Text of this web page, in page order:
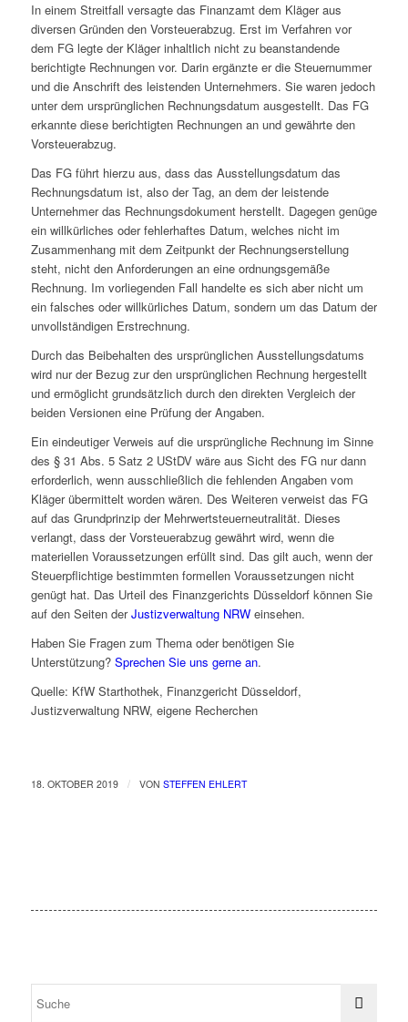
In einem Streitfall versagte das Finanzamt dem Kläger aus
diversen Gründen den Vorsteuerabzug. Erst im Verfahren vor
dem FG legte der Kläger inhaltlich nicht zu beanstandende
berichtigte Rechnungen vor. Darin ergänzte er die Steuernummer
und die Anschrift des leistenden Unternehmers. Sie waren jedoch
unter dem ursprünglichen Rechnungsdatum ausgestellt. Das FG
erkannte diese berichtigten Rechnungen an und gewährte den
Vorsteuerabzug.
Das FG führt hierzu aus, dass das Ausstellungsdatum das
Rechnungsdatum ist, also der Tag, an dem der leistende
Unternehmer das Rechnungsdokument herstellt. Dagegen genüge
ein willkürliches oder fehlerhaftes Datum, welches nicht im
Zusammenhang mit dem Zeitpunkt der Rechnungserstellung
steht, nicht den Anforderungen an eine ordnungsgemäße
Rechnung. Im vorliegenden Fall handelte es sich aber nicht um
ein falsches oder willkürliches Datum, sondern um das Datum der
unvollständigen Erstrechnung.
Durch das Beibehalten des ursprünglichen Ausstellungsdatums
wird nur der Bezug zur den ursprünglichen Rechnung hergestellt
und ermöglicht grundsätzlich durch den direkten Vergleich der
beiden Versionen eine Prüfung der Angaben.
Ein eindeutiger Verweis auf die ursprüngliche Rechnung im Sinne
des § 31 Abs. 5 Satz 2 UStDV wäre aus Sicht des FG nur dann
erforderlich, wenn ausschließlich die fehlenden Angaben vom
Kläger übermittelt worden wären. Des Weiteren verweist das FG
auf das Grundprinzip der Mehrwertsteuerneutralität. Dieses
verlangt, dass der Vorsteuerabzug gewährt wird, wenn die
materiellen Voraussetzungen erfüllt sind. Das gilt auch, wenn der
Steuerpflichtige bestimmten formellen Voraussetzungen nicht
genügt hat. Das Urteil des Finanzgerichts Düsseldorf können Sie
auf den Seiten derJustizverwaltung NRWeinsehen.
Haben Sie Fragen zum Thema oder benötigen Sie
Unterstützung? Sprechen Sie uns gerne an.
Quelle: KfW Starthothek, Finanzgericht Düsseldorf,
Justizverwaltung NRW, eigene Recherchen
18. OKTOBER 2019 / VON STEFFEN EHLERT